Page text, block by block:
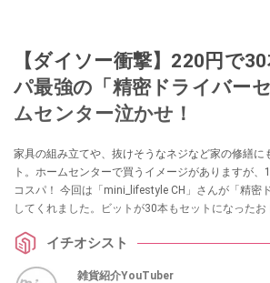
【ダイソー衝撃】220円で
パ最強の「精密ドライバー
ムセンター泣かせ！
家具の組み立てや、抜けそうなネジなど家の修繕に
ト。ホームセンターで買うイメージがありますが、
コスパ！ 今回は「mini_lifestyle CH」さんが「精密
してくれました。ビットが30本もセットになったお
イチオシスト
雑貨紹介YouTuber